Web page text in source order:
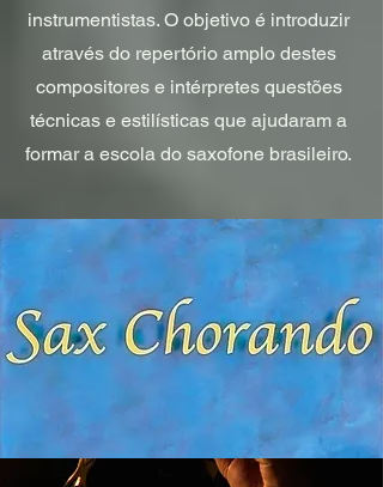
instrumentistas. O objetivo é introduzir
através do repertório amplo destes
compositores e intérpretes questões
técnicas e estilísticas que ajudaram a
formar a escola do saxofone brasileiro.